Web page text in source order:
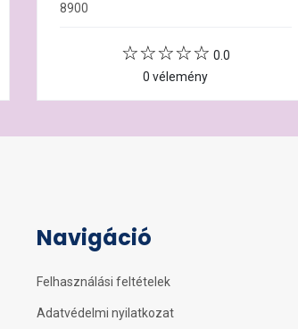
8900
0.0
0 vélemény
Navigáció
Felhasználási feltételek
Adatvédelmi nyilatkozat